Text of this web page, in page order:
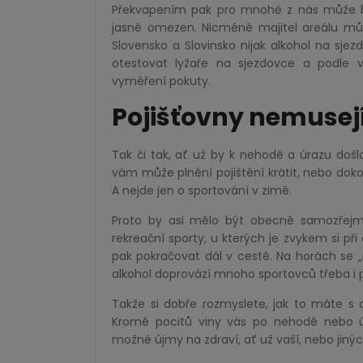
Překvapením pak pro mnohé z nás může
jasně omezen. Nicméně majitel areálu
Slovensko a Slovinsko nijak alkohol na
otestovat lyžaře na sjezdovce a podle
vyměření pokuty.
Pojišťovny
Tak či tak, ať už by k nehodě a úrazu
vám může plnění pojištění krátit, nebo
A nejde jen o sportování v zimě.
Proto by asi mělo být obecně
rekreační sporty, u kterých je zvykem si
pak pokračovat dál v cestě. Na horách se
alkohol doprovází mnoho sportovců třeba i
Takže si dobře rozmyslete, jak to máte s
Kromě pocitů viny vás po nehodě nebo
možné újmy na zdraví, ať už vaší, nebo